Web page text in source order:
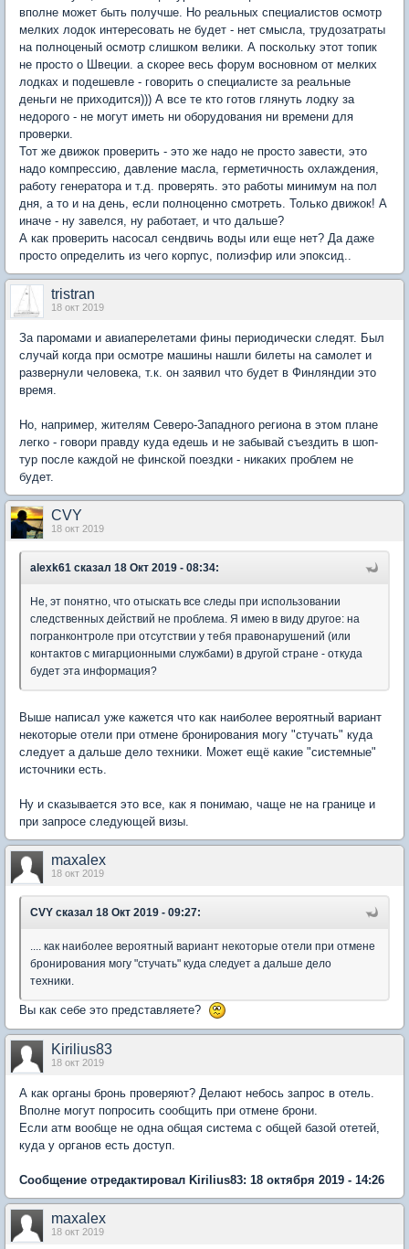
вполне может быть получше. Но реальных специалистов осмотр
мелких лодок интересовать не будет - нет смысла, трудозатраты
на полноценый осмотр слишком велики. А поскольку этот топик
не просто о Швеции. а скорее весь форум восновном от мелких
лодках и подешевле - говорить о специалисте за реальные
деньги не приходится))) А все те кто готов глянуть лодку за
недорого - не могут иметь ни оборудования ни времени для
проверки.
Тот же движок проверить - это же надо не просто завести, это
надо компрессию, давление масла, герметичность охлаждения,
работу генератора и т.д. проверять. это работы минимум на пол
дня, а то и на день, если полноценно смотреть. Только движок! А
иначе - ну завелся, ну работает, и что дальше?
А как проверить насосал сендвичь воды или еще нет? Да даже
просто определить из чего корпус, полиэфир или эпоксид..
tristran
18 окт 2019
За паромами и авиаперелетами фины периодически следят. Был
случай когда при осмотре машины нашли билеты на самолет и
развернули человека, т.к. он заявил что будет в Финляндии это
время.
Но, например, жителям Северо-Западного региона в этом плане
легко - говори правду куда едешь и не забывай съездить в шоп-
тур после каждой не финской поездки - никаких проблем не
будет.
CVY
18 окт 2019
alexk61 сказал 18 Окт 2019 - 08:34:
Не, эт понятно, что отыскать все следы при использовании
следственных действий не проблема. Я имею в виду другое: на
погранконтроле при отсутствии у тебя правонарушений (или
контактов с мигарционными службами) в другой стране - откуда
будет эта информация?
Выше написал уже кажется что как наиболее вероятный вариант
некоторые отели при отмене бронирования могу "стучать" куда
следует а дальше дело техники. Может ещё какие "системные"
источники есть.
Ну и сказывается это все, как я понимаю, чаще не на границе и
при запросе следующей визы.
maxalex
18 окт 2019
CVY сказал 18 Окт 2019 - 09:27:
.... как наиболее вероятный вариант некоторые отели при отмене
бронирования могу "стучать" куда следует а дальше дело
техники.
Вы как себе это представляете?
Kirilius83
18 окт 2019
А как органы бронь проверяют? Делают небось запрос в отель.
Вполне могут попросить сообщить при отмене брони.
Если атм вообще не одна общая система с общей базой отетей,
куда у органов есть доступ.
Сообщение отредактировал Kirilius83: 18 октября 2019 - 14:26
maxalex
18 окт 2019